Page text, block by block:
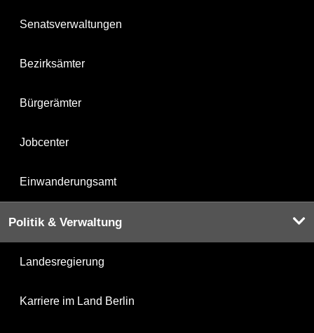
Senatsverwaltungen
Bezirksämter
Bürgerämter
Jobcenter
Einwanderungsamt
Politik & Verwaltung
Landesregierung
Karriere im Land Berlin